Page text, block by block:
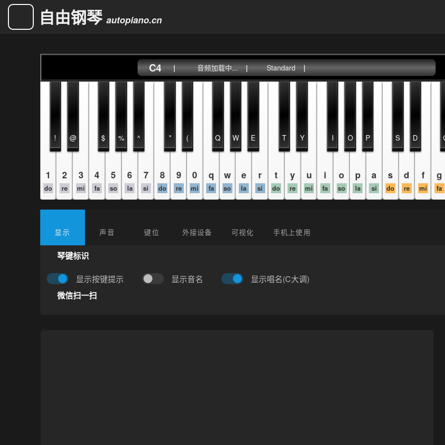
自由钢琴 autopiano.cn
C4 | 音频加载中... | Standard |
1
do
2
re
3
mi
4
fa
5
so
6
la
7
si
8
do
9
re
0
mi
q
fa
w
so
e
la
r
si
t
do
y
re
u
mi
i
fa
o
so
p
la
a
si
s
do
d
re
f
mi
g
fa
! @ $ % ^ * ( Q W E T Y I O P S D
显示 声音 键位 外接设备 可视化 手机上使用
琴键标识
显示按键提示 显示音名 显示唱名(C大调)
微信扫一扫